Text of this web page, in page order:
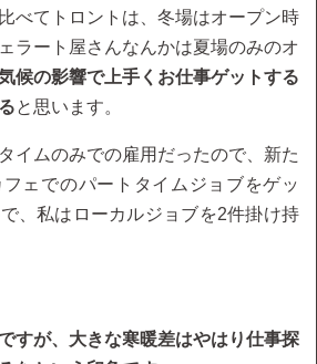
べてトロントは、冬場はオープン時
ラート屋さんなんかは夏場のみのオ
候の影響で上手くお仕事ゲットする
と思います。
イムのみでの雇用だったので、新た
ェでのパートタイムジョブをゲッ
、私はローカルジョブを2件掛け持
すが、大きな寒暖差はやはり仕事探